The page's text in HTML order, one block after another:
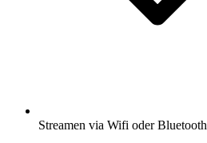
Streamen via Wifi oder Bluetooth